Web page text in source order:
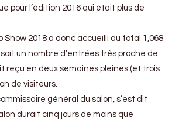
pour l’édition 2016 qui était plus de
Show 2018 a donc accueilli au total 1,068
un nombre d’entrées très proche de
reçu en deux semaines pleines (et trois
de visiteurs.
général du salon, s’est dit
durait cinq jours de moins que